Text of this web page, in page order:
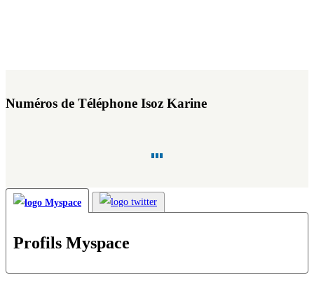
Numéros de Téléphone Isoz Karine
Profils Myspace